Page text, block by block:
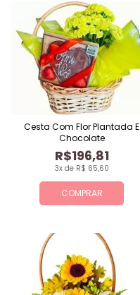
COMPRAR
3x de R$ 65,60
R$196,81
Cesta Com Flor Plantada E
Chocolate